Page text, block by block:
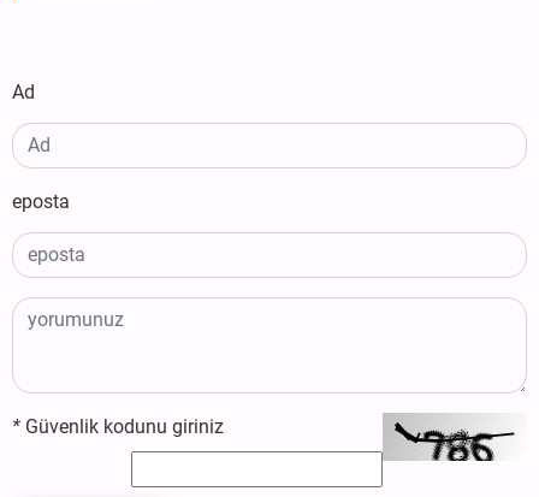
Ad
eposta
* Güvenlik kodunu giriniz